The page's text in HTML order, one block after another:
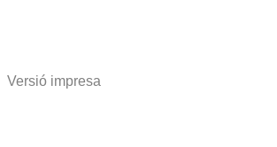
Versió impresa